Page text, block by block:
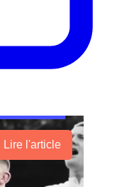
Lire l'article